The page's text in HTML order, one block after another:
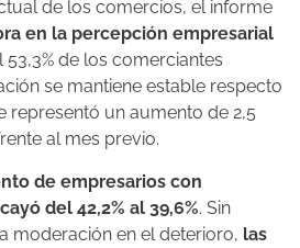
de los comercios, el informe
en la percepción empresarial
53,3% de los comerciantes
se mantiene estable respecto
representó un aumento de 2,5
al mes previo.
de empresarios con
del 42,2% al 39,6%. Sin
moderación en el deterioro, las